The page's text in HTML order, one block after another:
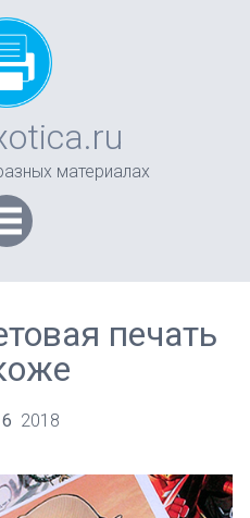
материалах
печать
2018